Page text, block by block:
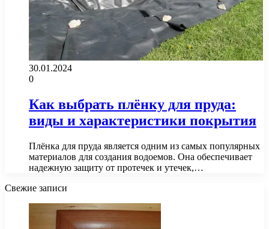
30.01.2024
0
Как выбрать плёнку для пруда:
виды и характеристики покрытия
Плёнка для пруда является одним из самых популярных
материалов для создания водоемов. Она обеспечивает
надежную защиту от протечек и утечек,…
Свежие записи